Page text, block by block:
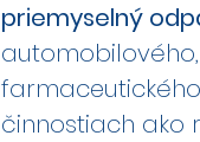
priemyselný
činnostiach ako